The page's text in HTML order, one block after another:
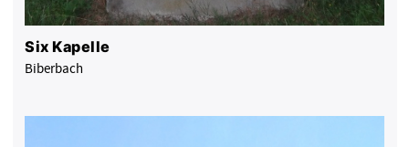
Six Kapelle
Biberbach